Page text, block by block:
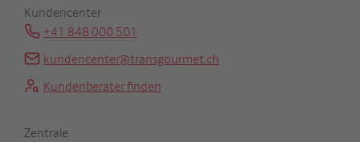
Kundencenter
+41 848 000 501
kundencenter@transgourmet.ch
Kundenberater finden
Zentrale